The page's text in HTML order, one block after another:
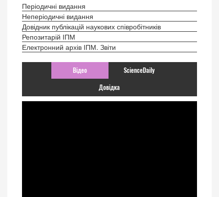
Періодичні видання
Неперіодичні видання
Довідник публікацій наукових співробітників
Репозитарій ІПМ
Електронний архів ІПМ. Звіти
Відео ScienceDaily
Довідка